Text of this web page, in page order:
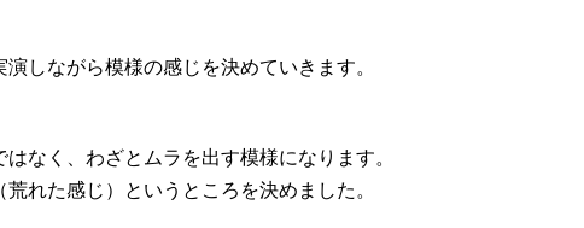
しながら模様の感じを決めていきます。
なく、わざとムラを出す模様になります。
れた感じ）というところを決めました。